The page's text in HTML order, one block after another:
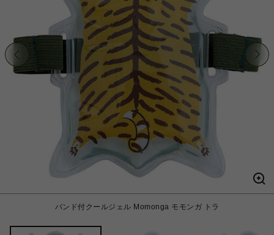
バンド付クールジェル Momonga モモンガ トラ